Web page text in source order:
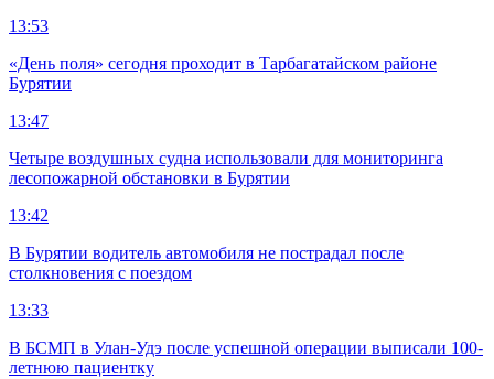
13:53
«День поля» сегодня проходит в Тарбагатайском районе
Бурятии
13:47
Четыре воздушных судна использовали для мониторинга
лесопожарной обстановки в Бурятии
13:42
В Бурятии водитель автомобиля не пострадал после
столкновения с поездом
13:33
В БСМП в Улан-Удэ после успешной операции выписали 100-
летнюю пациентку